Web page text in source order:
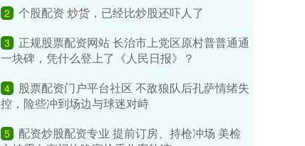
2 个股配资 炒货，已经比炒股还吓人了
3
正规股票配资网站 长治市上党区原村普普通通
一块碑，凭什么登上了《人民日报》？
4
股票配资门户平台社区 不敌狼队后孔萨情绪失
控，险些冲到场边与球迷对峙
5
配资炒股配资专业 提前订房、持枪冲场 美检